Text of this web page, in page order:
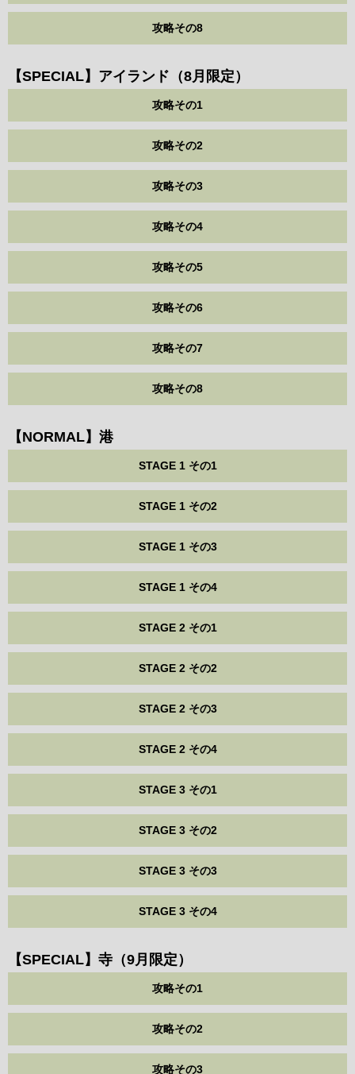
攻略その8
【SPECIAL】アイランド（8月限定）
攻略その1
攻略その2
攻略その3
攻略その4
攻略その5
攻略その6
攻略その7
攻略その8
【NORMAL】港
STAGE 1 その1
STAGE 1 その2
STAGE 1 その3
STAGE 1 その4
STAGE 2 その1
STAGE 2 その2
STAGE 2 その3
STAGE 2 その4
STAGE 3 その1
STAGE 3 その2
STAGE 3 その3
STAGE 3 その4
【SPECIAL】寺（9月限定）
攻略その1
攻略その2
攻略その3